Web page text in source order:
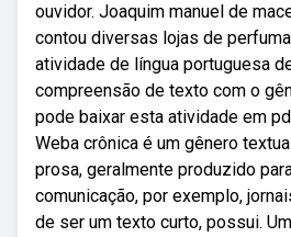
ouvidor. Joaquim manuel de
contou diversas lojas de
atividade de língua portuguesa
compreensão de texto com o
pode baixar esta atividade em
Weba crônica é um gênero
prosa, geralmente produzido
comunicação, por exemplo,
de ser um texto curto, possui.